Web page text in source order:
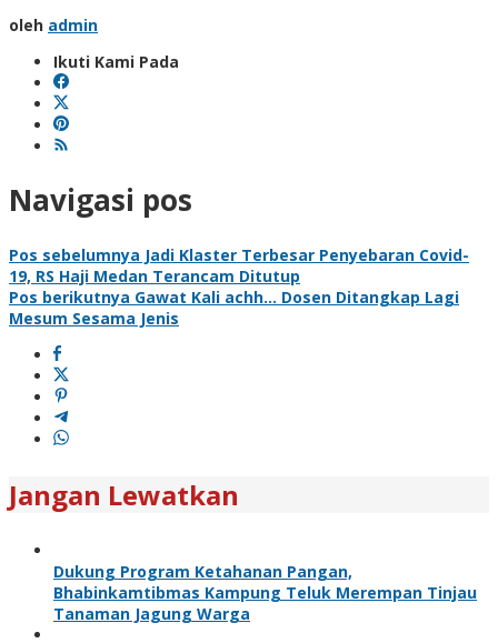
oleh admin
Ikuti Kami Pada
Navigasi pos
Pos sebelumnya Jadi Klaster Terbesar Penyebaran Covid-
19, RS Haji Medan Terancam Ditutup
Pos berikutnya Gawat Kali achh… Dosen Ditangkap Lagi
Mesum Sesama Jenis
Jangan Lewatkan
Dukung Program Ketahanan Pangan,
Bhabinkamtibmas Kampung Teluk Merempan Tinjau
Tanaman Jagung Warga